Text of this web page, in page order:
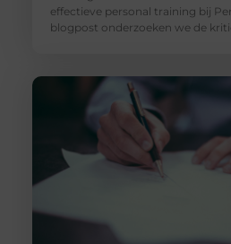
effectieve personal training bij
blogpost onderzoeken we de